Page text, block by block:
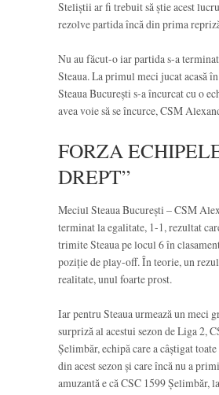
Steliștii ar fi trebuit să știe acest
rezolve partida încă din prima
Nu au făcut-o iar partida s-a
Steaua. La primul meci jucat acasă în
Steaua București s-a încurcat cu o
avea voie să se încurce, CSM
FORZA
DREPT”
Meciul Steaua București – CSM
terminat la egalitate, 1-1, rezultat
trimite Steaua pe locul 6 în
poziție de play-off. În teorie, un
realitate, unul foarte prost.
Iar pentru Steaua urmează un meci
surpriză al acestui sezon de Liga 2,
Șelimbăr, echipă care a câștigat
din acest sezon și care încă nu a
amuzantă e că CSC 1599 Șelimbăr,